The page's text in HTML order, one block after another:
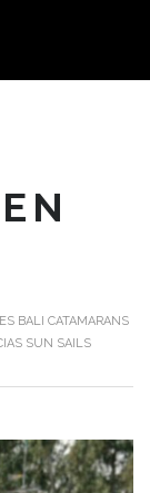
BALI CATAMARANS
SUN SAILS